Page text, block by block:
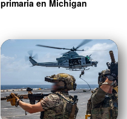
primaria en Michigan